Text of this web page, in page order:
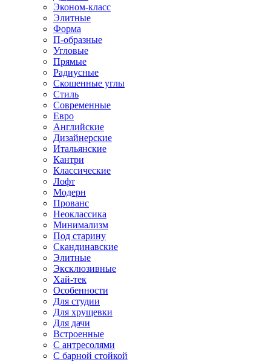
Эконом-класс
Элитные
Форма
П-образные
Угловые
Прямые
Радиусные
Скошенные углы
Стиль
Современные
Евро
Английские
Дизайнерские
Итальянские
Кантри
Классические
Лофт
Модерн
Прованс
Неоклассика
Минимализм
Под старину
Скандинавские
Элитные
Эксклюзивные
Хай-тек
Особенности
Для студии
Для хрущевки
Для дачи
Встроенные
С антресолями
С барной стойкой